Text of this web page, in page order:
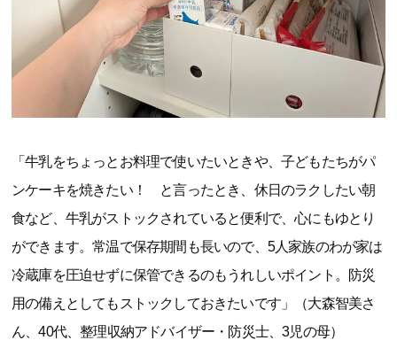
「牛乳をちょっとお料理で使いたいときや、子どもたちがパ
ンケーキを焼きたい！ と言ったとき、休日のラクしたい朝
食など、牛乳がストックされていると便利で、心にもゆとり
ができます。常温で保存期間も長いので、5人家族のわが家は
冷蔵庫を圧迫せずに保管できるのもうれしいポイント。防災
用の備えとしてもストックしておきたいです」（大森智美さ
ん、40代、整理収納アドバイザー・防災士、3児の母）